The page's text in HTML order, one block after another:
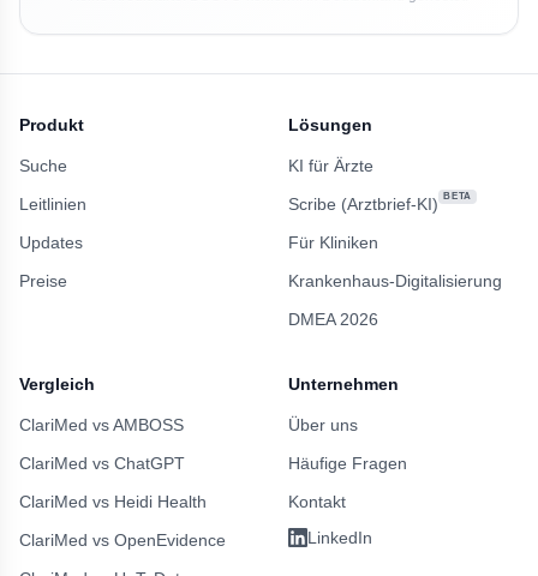
Produkt
Suche
Leitlinien
Updates
Preise
Lösungen
KI für Ärzte
Scribe (Arztbrief-KI)
BETA
Für Kliniken
Krankenhaus-Digitalisierung
DMEA 2026
Vergleich
ClariMed vs AMBOSS
ClariMed vs ChatGPT
ClariMed vs Heidi Health
ClariMed vs OpenEvidence
Unternehmen
Über uns
Häufige Fragen
Kontakt
LinkedIn